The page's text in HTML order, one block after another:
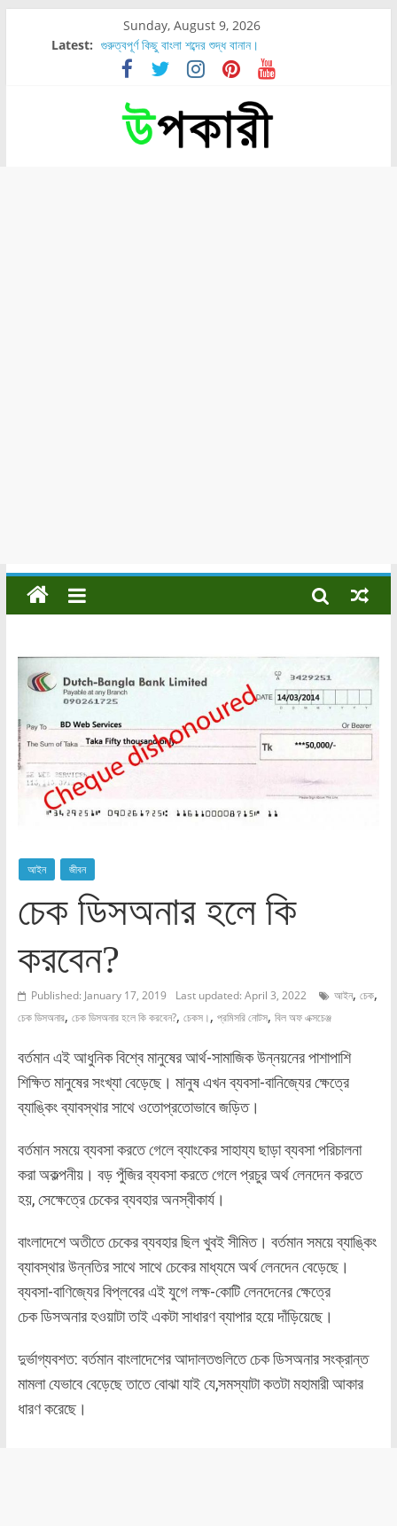
Sunday, August 9, 2026
Latest: গুরুত্বপূর্ণ কিছু বাংলা শব্দের শুদ্ধ বানান।
শরীরের কোন অংশে বেডসোর বেশি হয়?
নাসাল টিউব কতদিন রাখা যায়?
রোগীর পিঠ, কোমর এবং পায়ে বেডসোর দেখা গেলে করণীয় কি?
পার্সিমন ফলের স্বাস্থ্য ও পুষ্টি উপকারিতা।
আইন জীবন
চেক ডিসঅনার হলে কি
করবেন?
Published: January 17, 2019 Last updated: April 3, 2022 আইন, চেক,
চেক ডিসঅনার, চেক ডিসঅনার হলে কি করবেন?, চেকস।, প্রমিসরি নোটস, বিল অফ এক্সচেঞ্জ
বর্তমান এই আধুনিক বিশ্বে মানুষের আর্থ-সামাজিক উন্নয়নের পাশাপাশি
শিক্ষিত মানুষের সংখ্যা বেড়েছে। মানুষ এখন ব্যবসা-বানিজ্যের ক্ষেত্রে
ব্যাঙ্কিং ব্যাবস্থার সাথে ওতোপ্রতোভাবে জড়িত।
বর্তমান সময়ে ব্যবসা করতে গেলে ব্যাংকের সাহায্য ছাড়া ব্যবসা পরিচালনা
করা অকল্পনীয়। বড় পুঁজির ব্যবসা করতে গেলে প্রচুর অর্থ লেনদেন করতে
হয়, সেক্ষেত্রে চেকের ব্যবহার অনস্বীকার্য।
বাংলাদেশে অতীতে চেকের ব্যবহার ছিল খুবই সীমিত। বর্তমান সময়ে ব্যাঙ্কিং
ব্যাবস্থার উন্নতির সাথে সাথে চেকের মাধ্যমে অর্থ লেনদেন বেড়েছে।
ব্যবসা-বাণিজ্যের বিপ্লবের এই যুগে লক্ষ-কোটি লেনদেনের ক্ষেত্রে
চেক ডিসঅনার হওয়াটা তাই একটা সাধারণ ব্যাপার হয়ে দাঁড়িয়েছে।
দুর্ভাগ্যবশত: বর্তমান বাংলাদেশের আদালতগুলিতে চেক ডিসঅনার সংক্রান্ত
মামলা যেভাবে বেড়েছে তাতে বোঝা যাই যে,সমস্যাটা কতটা মহামারী আকার
ধারণ করেছে।